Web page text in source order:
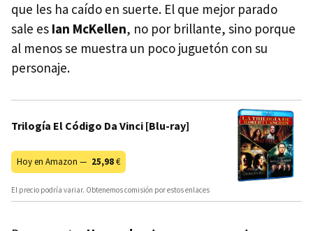
que les ha caído en suerte. El que mejor parado
sale es Ian McKellen, no por brillante, sino porque
al menos se muestra un poco juguetón con su
personaje.
Trilogía El Código Da Vinci [Blu-ray]
Hoy en Amazon — 25,98€
El precio podría variar. Obtenemos comisión por estos enlaces